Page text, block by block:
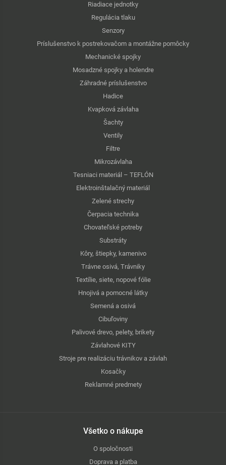
Riadiace jednotky
Regulácia tlaku
Senzory
Príslušenstvo k postrekovačom a montážne pomôcky
Mechanické spojky
Mosadzné spojky a holendre
Záhradné príslušenstvo
Hadice
Kvapková závlaha
Šachty
Ventily
Filtre
Mikrozávlaha
Tesniaci materiál – TEFLÓN
Elektroinštalačný materiál
Zelené strechy
Čerpacia technika
Chovateľské potreby
Substráty
Kôry, štiepky, kamenivo
Trávne osivá, Trávniky
Textílie, siete, nopové fólie
Hnojivá a pomocné látky
Semená a osivá
Cibuľoviny
Palivové drevo, pelety, brikety
Závlahové KITY
Stroje pre realizáciu trávnikov a závlah
Kosačky
Reklamné predmety
Všetko o nákupe
O spoločnosti
Doprava a platba